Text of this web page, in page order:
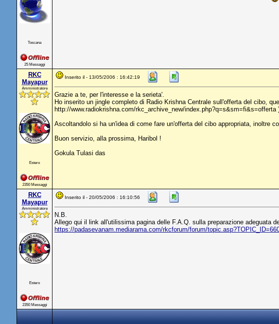
Toscana
25 Messaggi
RKC
Mayapur
Amministratore
Estero
2350 Messaggi
Inserito il - 13/05/2006 : 16:42:19
Grazie a te, per l'interesse e la serieta'.
Ho inserito un jingle completo di Radio Krishna Centrale sull'offerta del cibo,
http://www.radiokrishna.com/rkc_archive_new/index.php?q=s&sm=fi&s=offerta
Ascoltandolo si ha un'idea di come fare un'offerta del cibo appropriata, inoltre
Buon servizio, alla prossima, Haribol !
Gokula Tulasi das
RKC
Mayapur
Amministratore
Estero
2350 Messaggi
Inserito il - 20/05/2006 : 16:10:56
N.B.
Allego qui il link all'utilissima pagina delle F.A.Q. sulla preparazione adeguata
https://padasevanam.mediarama.com/rkcforum/forum/